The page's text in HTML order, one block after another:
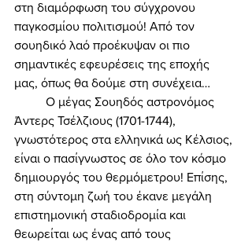
στη διαμόρφωση του σύγχρονου
παγκοσμίου πολιτισμού! Από τον
σουηδικό λαό προέκυψαν οι πιο
σημαντικές εφευρέσεις της εποχής
μας, όπως θα δούμε στη συνέχεια…
Άντερς Τσέλζιους (1701-1744),
γνωστότερος στα ελληνικά ως Κέλσιος,
είναι ο πασίγνωστος σε όλο τον κόσμο
δημιουργός του θερμόμετρου! Επίσης,
στη σύντομη ζωή του έκανε μεγάλη
επιστημονική σταδιοδρομία και
θεωρείται ως ένας από τους